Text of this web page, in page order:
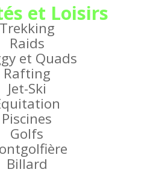
et Loisirs
Trekking
Raids
et Quads
Rafting
Jet-Ski
Piscines
Golfs
Billard